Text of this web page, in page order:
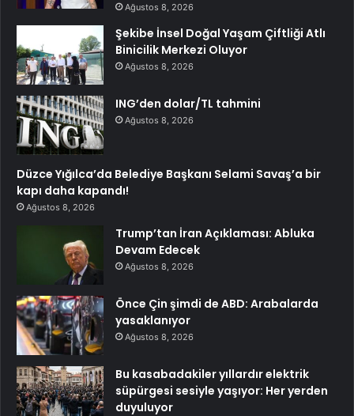
Ağustos 8, 2026
Şekibe İnsel Doğal Yaşam Çiftliği Atlı
Binicilik Merkezi Oluyor
Ağustos 8, 2026
ING’den dolar/TL tahmini
Ağustos 8, 2026
Düzce Yığılca’da Belediye Başkanı Selami Savaş’a bir
kapı daha kapandı!
Ağustos 8, 2026
Trump’tan İran Açıklaması: Abluka
Devam Edecek
Ağustos 8, 2026
Önce Çin şimdi de ABD: Arabalarda
yasaklanıyor
Ağustos 8, 2026
Bu kasabadakiler yıllardır elektrik
süpürgesi sesiyle yaşıyor: Her yerden
duyuluyor